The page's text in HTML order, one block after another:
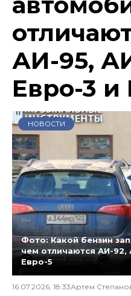
АИ-95,
Евро-3 и
НОВОСТИ
Фото: Какой бензин
чем отличаются АИ-
Евро-5
16.07.2026, 18:33Артем